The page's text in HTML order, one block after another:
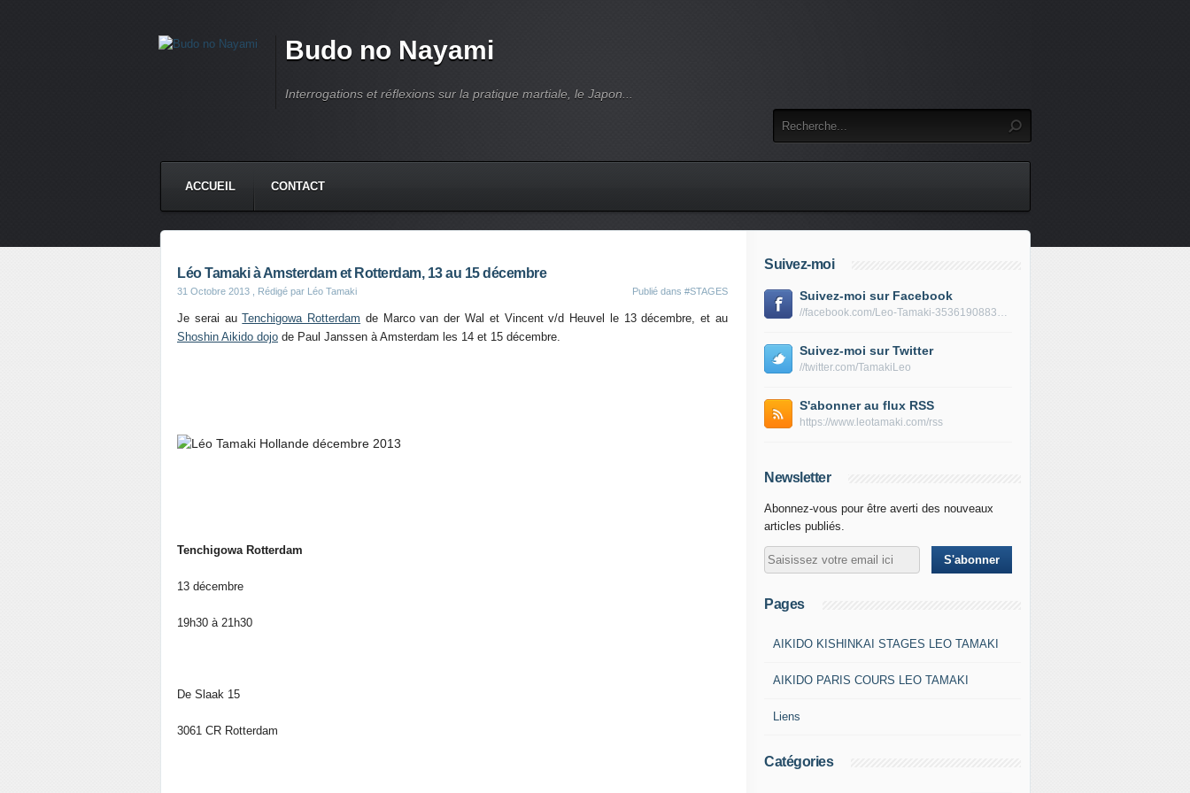
Budo no Nayami
Interrogations et réflexions sur la pratique martiale, le Japon...
ACCUEIL CONTACT
Léo Tamaki à Amsterdam et Rotterdam, 13 au 15 décembre
31 Octobre 2013 , Rédigé par Léo Tamaki Publié dans #STAGES
Je serai auTenchigowa Rotterdam de Marco van der Wal et Vincent v/d Heuvel
le 13 décembre, et au
Shoshin Aikido dojo de Paul Janssen à Amsterdam les 14 et 15 décembre.
Tenchigowa Rotterdam
13 décembre
19h30 à 21h30
De Slaak 15
3061 CR Rotterdam
Suivez-moi
Suivez-moi sur Facebook
//facebook.com/Leo-Tamaki-353619088319688/
Suivez-moi sur Twitter
//twitter.com/TamakiLeo
S'abonner au flux RSS
https://www.leotamaki.com/rss
Newsletter
Abonnez-vous pour être averti des nouveaux
articles publiés.
Pages
AIKIDO KISHINKAI STAGES LEO TAMAKI
AIKIDO PARIS COURS LEO TAMAKI
Liens
Catégories